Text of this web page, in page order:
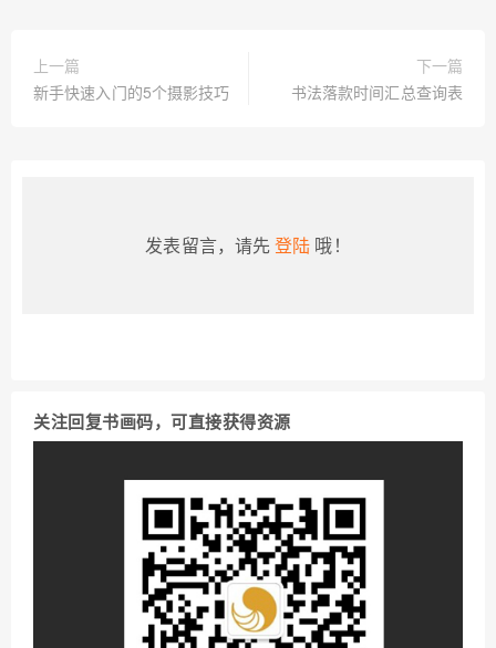
上一篇
新手快速入门的5个摄影技巧
下一篇
书法落款时间汇总查询表
发表留言，请先登陆 哦！
关注回复书画码，可直接获得资源